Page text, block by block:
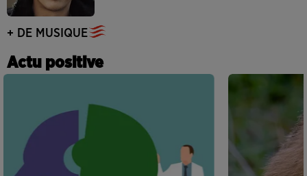
+ DE MUSIQUE
Actu positive